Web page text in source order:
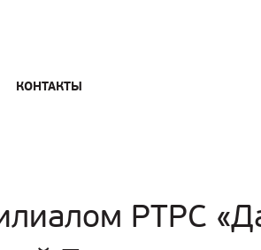
КОНТАКТЫ
РТРС